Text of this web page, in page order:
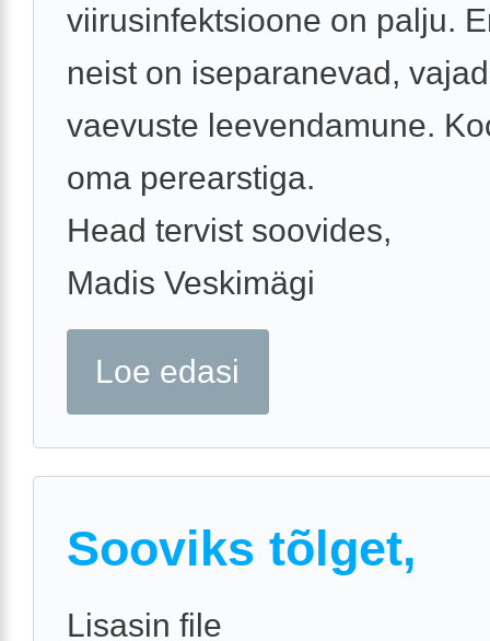
viirusinfektsioone on palju.
neist on iseparanevad,
vaevuste leevendamune.
oma perearstiga.
Head tervist soovides,
Madis Veskimägi
Loe edasi
Sooviks tõlget,
Lisasin file